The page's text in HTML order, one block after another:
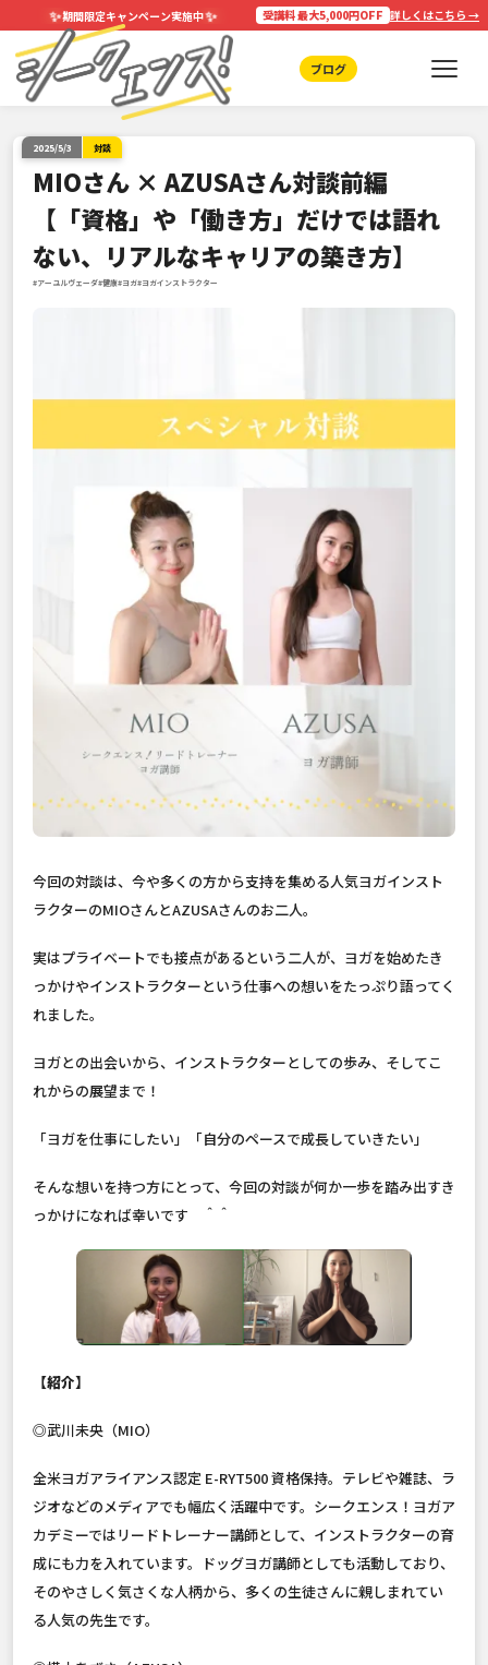
✨期間限定キャンペーン実施中✨ 受講料 最大5,000円OFF 詳しくはこちら →
ブログ
2025/5/3 対談
MIOさん × AZUSAさん対談前編
【「資格」や「働き方」だけでは語れ
ない、リアルなキャリアの築き方】
#アーユルヴェーダ#健康#ヨガ#ヨガインストラクター
今回の対談は、今や多くの方から支持を集める人気ヨガインスト
ラクターのMIOさんとAZUSAさんのお二人。
実はプライベートでも接点があるという二人が、ヨガを始めたき
っかけやインストラクターという仕事への想いをたっぷり語ってく
れました。
ヨガとの出会いから、インストラクターとしての歩み、そしてこ
れからの展望まで！
「ヨガを仕事にしたい」「自分のペースで成長していきたい」
そんな想いを持つ方にとって、今回の対談が何か一歩を踏み出すき
っかけになれば幸いです ＾＾
【紹介】
◎武川未央（MIO）
全米ヨガアライアンス認定 E-RYT500 資格保持。テレビや雑誌、ラ
ジオなどのメディアでも幅広く活躍中です。シークエンス！ヨガア
カデミーではリードトレーナー講師として、インストラクターの育
成にも力を入れています。ドッグヨガ講師としても活動しており、
そのやさしく気さくな人柄から、多くの生徒さんに親しまれてい
る人気の先生です。